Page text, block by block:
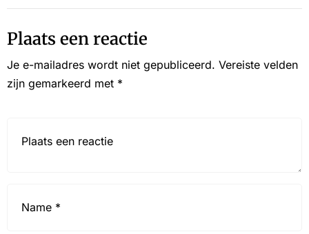
Plaats een reactie
Je e-mailadres wordt niet gepubliceerd. Vereiste velden
zijn gemarkeerd met *